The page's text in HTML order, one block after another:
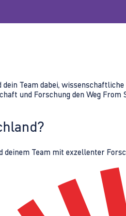
Team dabei,
und Forschung den Weg From
deinem Team mit exzellenter